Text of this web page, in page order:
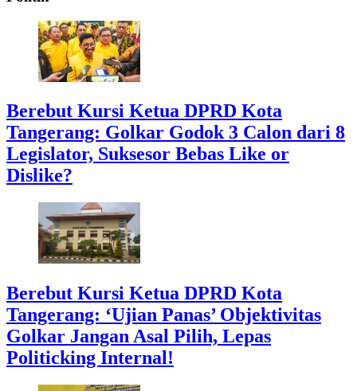
Berebut Kursi Ketua DPRD Kota
Tangerang: Golkar Godok 3 Calon dari 8
Legislator, Suksesor Bebas Like or
Dislike?
Berebut Kursi Ketua DPRD Kota
Tangerang: ‘Ujian Panas’ Objektivitas
Golkar Jangan Asal Pilih, Lepas
Politicking Internal!